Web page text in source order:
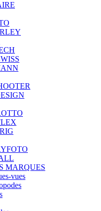
MARQUES
vues